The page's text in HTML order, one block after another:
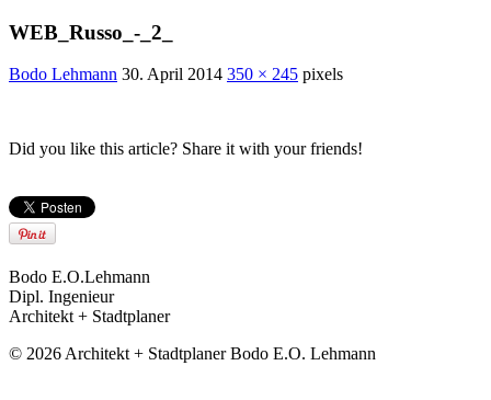
WEB_Russo_-_2_
Bodo Lehmann 30. April 2014 350 × 245 pixels
Did you like this article? Share it with your friends!
Bodo E.O.Lehmann
Dipl. Ingenieur
Architekt + Stadtplaner
© 2026 Architekt + Stadtplaner Bodo E.O. Lehmann